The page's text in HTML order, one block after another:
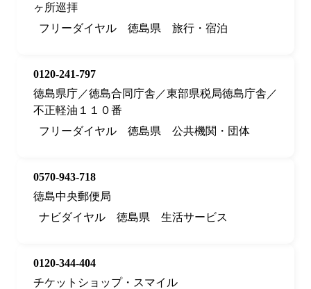
ヶ所巡拝
フリーダイヤル
徳島県 旅行・宿泊
0120-241-797
徳島県庁／徳島合同庁舎／東部県税局徳島庁舎／
不正軽油１１０番
フリーダイヤル
徳島県 公共機関・団体
0570-943-718
徳島中央郵便局
ナビダイヤル
徳島県 生活サービス
0120-344-404
チケットショップ・スマイル